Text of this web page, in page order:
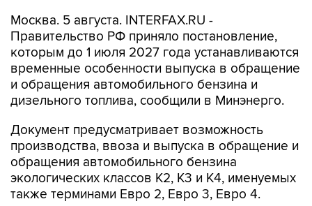
которым до 1 июля 2027 года устанавливаются
временные особенности выпуска в обращение
и обращения автомобильного бензина и
дизельного топлива, сообщили в Минэнерго.
Документ предусматривает возможность
обращения автомобильного бензина
экологических классов К2, К3 и К4, именуемых
также терминами Евро 2, Евро 3, Евро 4.
"На автозаправочных станциях будет